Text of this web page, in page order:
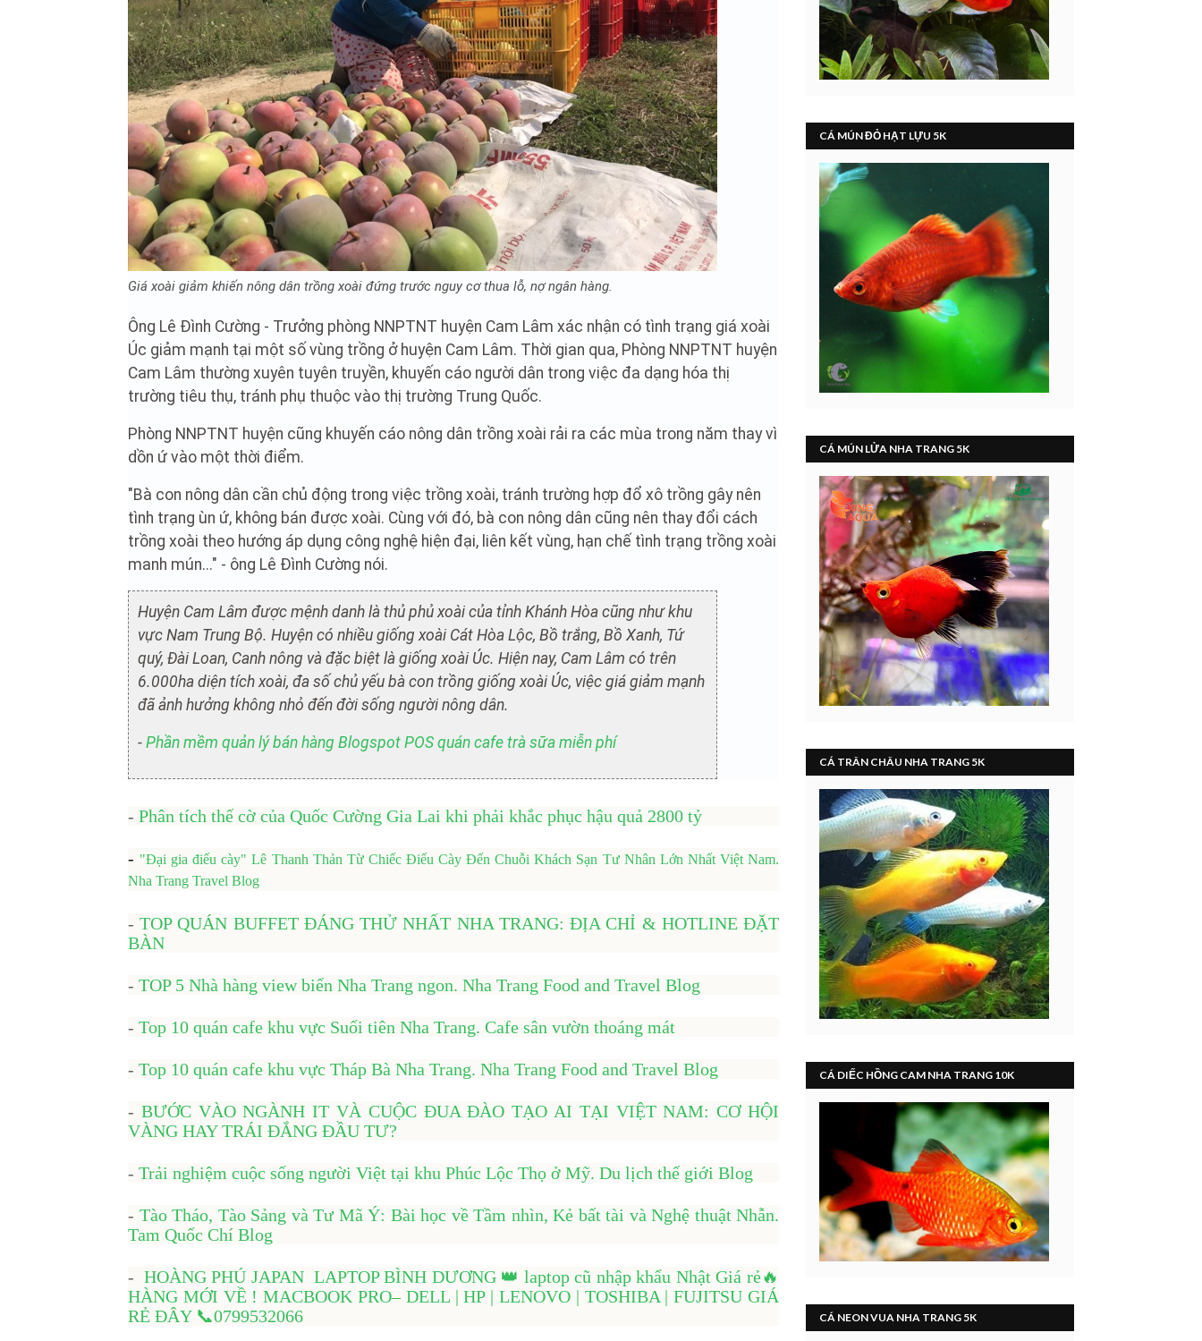
Giá xoài giảm khiến nông dân trồng xoài đứng trước nguy cơ thua lỗ, nợ ngân hàng.
Ông Lê Đình Cường - Trưởng phòng NNPTNT huyện Cam Lâm xác nhận có tình trạng giá xoài
Úc giảm mạnh tại một số vùng trồng ở huyện Cam Lâm. Thời gian qua, Phòng NNPTNT huyện
Cam Lâm thường xuyên tuyên truyền, khuyến cáo người dân trong việc đa dạng hóa thị
trường tiêu thụ, tránh phụ thuộc vào thị trường Trung Quốc.
Phòng NNPTNT huyện cũng khuyến cáo nông dân trồng xoài rải ra các mùa trong năm thay vì
dồn ứ vào một thời điểm.
"Bà con nông dân cần chủ động trong việc trồng xoài, tránh trường hợp đổ xô trồng gây nên
tình trạng ùn ứ, không bán được xoài. Cùng với đó, bà con nông dân cũng nên thay đổi cách
trồng xoài theo hướng áp dụng công nghệ hiện đại, liên kết vùng, hạn chế tình trạng trồng xoài
manh mún..." - ông Lê Đình Cường nói.
Huyện Cam Lâm được mệnh danh là thủ phủ xoài của tỉnh Khánh Hòa cũng như khu
vực Nam Trung Bộ. Huyện có nhiều giống xoài Cát Hòa Lộc, Bồ trắng, Bồ Xanh, Tứ
quý, Đài Loan, Canh nông và đặc biệt là giống xoài Úc. Hiện nay, Cam Lâm có trên
6.000ha diện tích xoài, đa số chủ yếu bà con trồng giống xoài Úc, việc giá giảm mạnh
đã ảnh hưởng không nhỏ đến đời sống người nông dân.
- Phần mềm quản lý bán hàng Blogspot POS quán cafe trà sữa miễn phí
- Phân tích thế cờ của Quốc Cường Gia Lai khi phải khắc phục hậu quả 2800 tỷ
- "Đại gia điếu cày" Lê Thanh Thản Từ Chiếc Điếu Cày Đến Chuỗi Khách Sạn Tư Nhân Lớn Nhất Việt Nam.
Nha Trang Travel Blog
- TOP QUÁN BUFFET ĐÁNG THỬ NHẤT NHA TRANG: ĐỊA CHỈ & HOTLINE ĐẶT
BÀN
- TOP 5 Nhà hàng view biển Nha Trang ngon. Nha Trang Food and Travel Blog
- Top 10 quán cafe khu vực Suối tiên Nha Trang. Cafe sân vườn thoáng mát
- Top 10 quán cafe khu vực Tháp Bà Nha Trang. Nha Trang Food and Travel Blog
- BƯỚC VÀO NGÀNH IT VÀ CUỘC ĐUA ĐÀO TẠO AI TẠI VIỆT NAM: CƠ HỘI
VÀNG HAY TRÁI ĐẮNG ĐẦU TƯ?
- Trải nghiệm cuộc sống người Việt tại khu Phúc Lộc Thọ ở Mỹ. Du lịch thế giới Blog
- Tào Tháo, Tào Sảng và Tư Mã Ý: Bài học về Tầm nhìn, Kẻ bất tài và Nghệ thuật Nhẫn.
Tam Quốc Chí Blog
- HOÀNG PHÚ JAPAN LAPTOP BÌNH DƯƠNG 👑 laptop cũ nhập khẩu Nhật Giá rẻ🔥
HÀNG MỚI VỀ ! MACBOOK PRO– DELL | HP | LENOVO | TOSHIBA | FUJITSU GIÁ
RẺ ĐÂY 📞0799532066
CÁ MÚN ĐỎ HẠT LỰU 5K
CÁ MÚN LỬA NHA TRANG 5K
CÁ TRÂN CHÂU NHA TRANG 5K
CÁ DIẾC HỒNG CAM NHA TRANG 10K
CÁ NEON VUA NHA TRANG 5K